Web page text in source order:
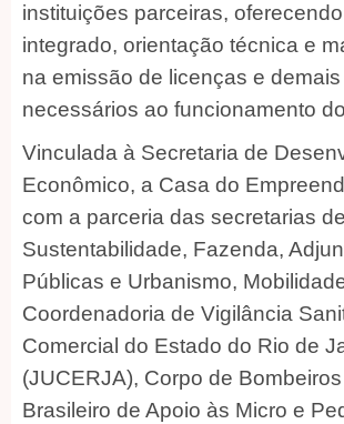
instituições parceiras,
integrado, orientação técnica e
na emissão de licenças e
necessários ao funcionamento
Vinculada à Secretaria de
Econômico, a Casa do
com a parceria das secretarias
Sustentabilidade, Fazenda,
Públicas e Urbanismo,
Coordenadoria de Vigilância
Comercial do Estado do Rio de
(JUCERJA), Corpo de
Brasileiro de Apoio às Micro e